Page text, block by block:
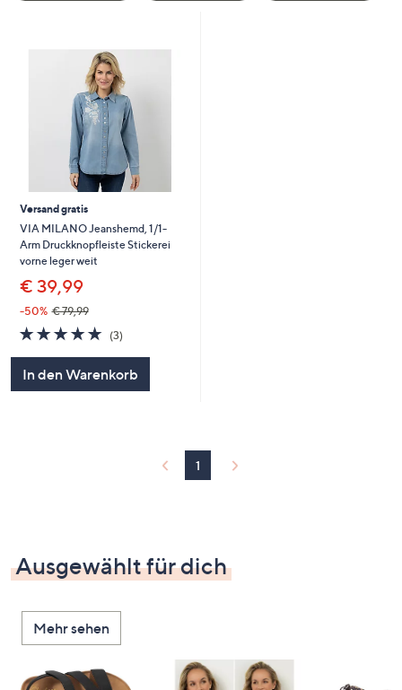
diese
anzuzeigen.
Versand gratis
VIA MILANO Jeanshemd, 1/1-
Arm Druckknopfleiste Stickerei
vorne leger weit
€ 39,99
-50% € 79,99
4.7
von
(3)3
In den Warenkorb
1
Ausgewählt für dich
Mehr sehen